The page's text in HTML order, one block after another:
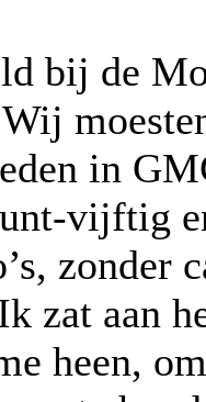
bij de
in
vijftig
zonder
zat aan
heen,